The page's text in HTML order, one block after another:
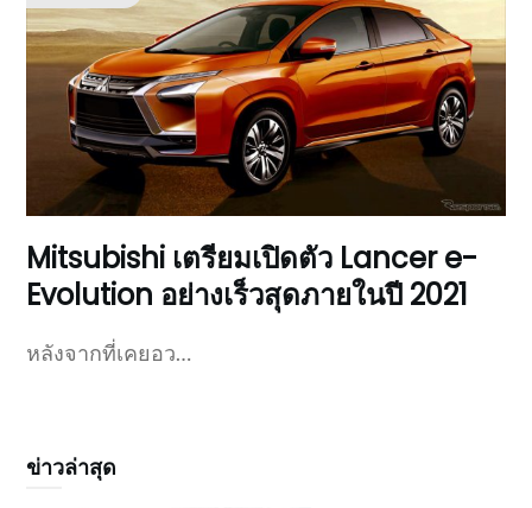
Mitsubishi เตรียมเปิดตัว Lancer e-
Evolution อย่างเร็วสุดภายในปี 2021
หลังจากที่เคยอว…
ข่าวล่าสุด